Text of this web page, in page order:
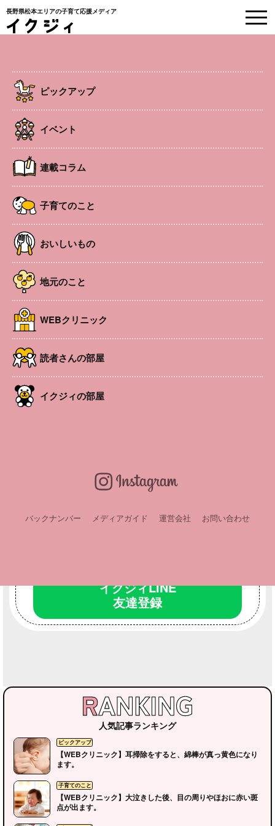
長野県松本エリアの子育て応援メディア
ピックアップ
イベント
連載コラム
子育てのこと
おいしいもの
地元のこと
WEBクリニック
読者さんの部屋
イクジィの部屋
バックナンバー メディアガイド 運営会社 お問い合わせ
EVENT
HOME
安曇野
安曇野ちひろ公園おでかけホリデー
安曇野ちひろ公園の「食・農・いのち」というテーマをも
とに、自然豊かな公園をまるごと1日で楽しむことができ
るイベント。
開催日 2025年9月27日
時間 10:00～ 15:00
場所 安曇野ちひろ公園（松川村）
参加費 一部有料ブースあり
URL
申込み・問い合
わせ
問合せ／安曇野ちひろ公園（℡0261-85-8822）
イクジィLINE
友達登録
人気記事ランキング
【WEBクリニック】耳掃除をすると、綿棒が真っ黄色になり
ます。
【WEBクリニック】大泣きした後、目の周りやほおに赤い斑
点が出ます。